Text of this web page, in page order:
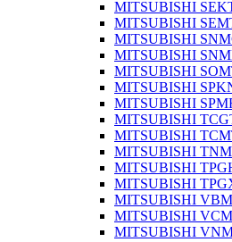
MITSUBISHI
MITSUBISHI
MITSUBISHI
MITSUBISHI
MITSUBISHI
MITSUBISHI
MITSUBISHI
MITSUBISHI
MITSUBISHI
MITSUBISHI
MITSUBISHI
MITSUBISHI
MITSUBISHI
MITSUBISHI
MITSUBISHI